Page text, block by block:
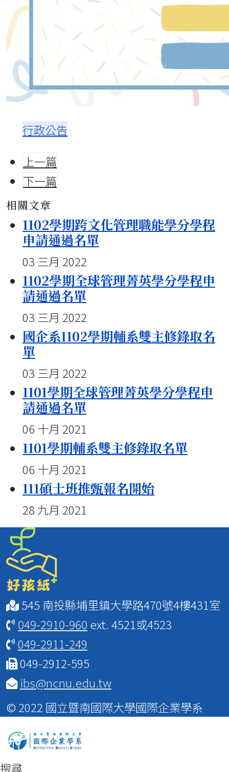
行政公告
上一篇
下一篇
相關文章
1102學期跨文化管理職能學分學程
申請通過名單
03 三月 2022
1102學期全球管理菁英學分學程申
請通過名單
03 三月 2022
國企系1102學期輔系雙主修錄取名
單
03 三月 2022
1101學期全球管理菁英學分學程申
請通過名單
06 十月 2021
1101學期輔系雙主修錄取名單
06 十月 2021
111碩士班推甄報名開始
28 九月 2021
545 南投縣埔里鎮大學路470號4樓431室
049-2910-960 ext. 4521或4523
049-2911-249
049-2912-595
ibs@ncnu.edu.tw
© 2022 國立暨南國際大學國際企業學系
搜尋...